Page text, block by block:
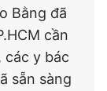
Bằng đã
cần
các y bác
sẵn sàng